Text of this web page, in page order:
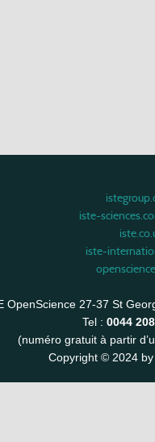
iste-
iste-
OpenScience 27-37 St
Tel : 0044
(numéro gratuit à partir
Copyright © 2024